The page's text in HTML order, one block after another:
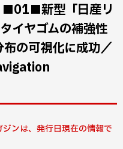
■01■新型「日産リ
イヤゴムの補強性
の可視化に成功／
ンは、発行日現在の情報で